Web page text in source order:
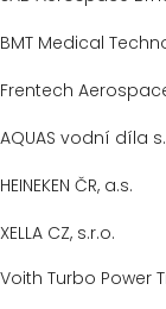
BMT Medical
Frentech
AQUAS vodní díla
HEINEKEN ČR, a.s.
XELLA CZ, s.r.o.
Voith Turbo Power